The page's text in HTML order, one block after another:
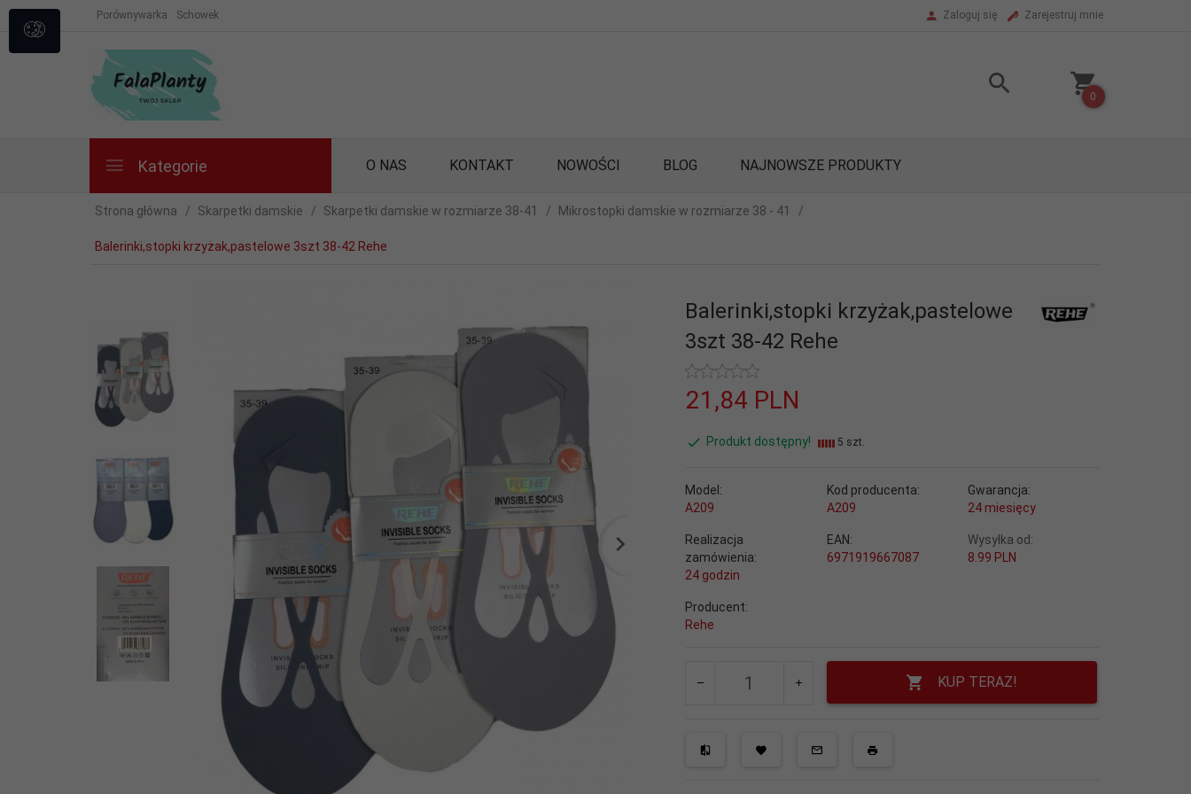
Porównywarka Schowek Zaloguj się Zarejestruj mnie
0
Kategorie O NAS KONTAKT NOWOŚCI BLOG NAJNOWSZE PRODUKTY
Strona główna Skarpetki damskie Skarpetki damskie w rozmiarze 38-41 Mikrostopki damskie w rozmiarze 38 - 41
Balerinki,stopki krzyżak,pastelowe 3szt 38-42 Rehe
Balerinki,stopki krzyżak,pastelowe
3szt 38-42 Rehe
21,84 PLN
Produkt dostępny! 5 szt.
Model:
A209
Kod producenta:
A209
Gwarancja:
24 miesięcy
Realizacja
zamówienia:
24 godzin
EAN:
6971919667087
Wysyłka od:
8.99 PLN
Producent:
Rehe
KUP TERAZ!